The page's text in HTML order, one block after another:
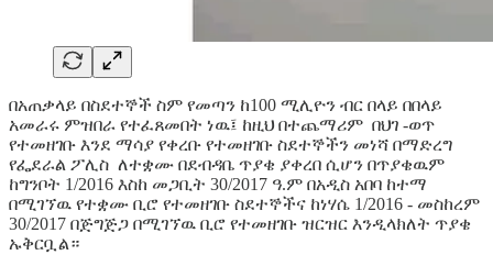
በአጠቃላይ በስደተኞች ስም የመጣን ከ100 ሚሊዮን ብር በላይ በበላይ
አመራሩ ምዝበራ የተፈጸመበት ነዉ፤ ከዚህ በተጨማሪም በህገ -ወጥ
የተመዘገቡ እንደ ማሳያ የቀረቡ የተመዘገቡ ስደተኞችን መነሻ በማድረግ
የፌደራል ፖሊስ ለተቋሙ በደብዳቤ ጥያቄ ያቀረበ ሲሆን በጥያቄዉም
ከግንቦት 1/2016 እስከ መጋቢት 30/2017 ዓ.ም በአዲስ አበባ ከተማ
በሚገኘዉ የተቋሙ ቢሮ የተመዘገቡ ስደተኞችና ከነሃሴ 1/2016 - መስከረም
30/2017 በጅግጅጋ በሚገኘዉ ቢሮ የተመዘገቡ ዝርዝር እንዲላክለት ጥያቄ
ኡቅርቧል።